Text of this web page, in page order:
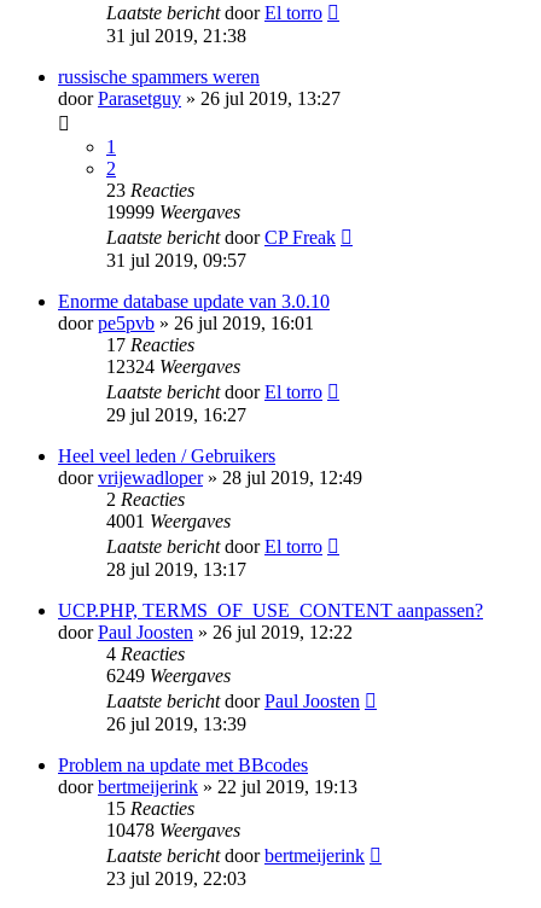
Laatste berichtdoorEl torro
31 jul 2019, 21:38
russische spammers weren
doorParasetguy » 26 jul 2019, 13:27
1
2
23 Reacties
19999 Weergaves
Laatste berichtdoorCP Freak
31 jul 2019, 09:57
Enorme database update van 3.0.10
doorpe5pvb » 26 jul 2019, 16:01
17 Reacties
12324 Weergaves
Laatste berichtdoorEl torro
29 jul 2019, 16:27
Heel veel leden / Gebruikers
doorvrijewadloper» 28 jul 2019, 12:49
2 Reacties
4001 Weergaves
Laatste berichtdoorEl torro
28 jul 2019, 13:17
UCP.PHP, TERMS_OF_USE_CONTENT aanpassen?
doorPaul Joosten » 26 jul 2019, 12:22
4 Reacties
6249 Weergaves
Laatste berichtdoorPaul Joosten
26 jul 2019, 13:39
Problem na update met BBcodes
doorbertmeijerink » 22 jul 2019, 19:13
15 Reacties
10478 Weergaves
Laatste berichtdoorbertmeijerink
23 jul 2019, 22:03